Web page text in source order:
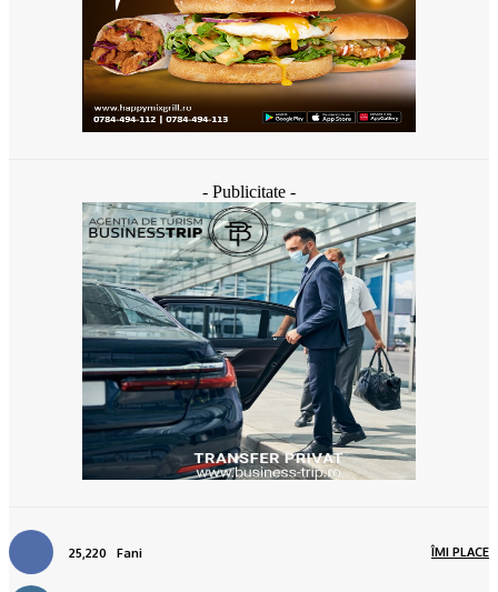
- Publicitate -
25,220 Fani ÎMI PLACE